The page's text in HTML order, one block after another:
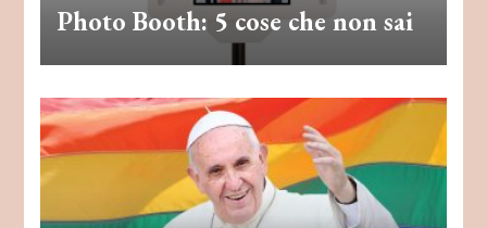
Photo Booth: 5 cose che non sai